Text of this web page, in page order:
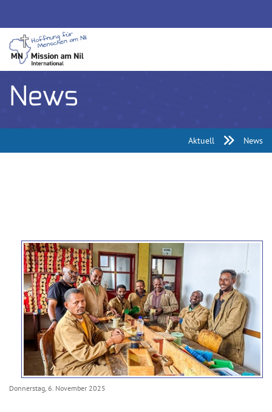
News
Aktuell News
Donnerstag, 6. November 2025